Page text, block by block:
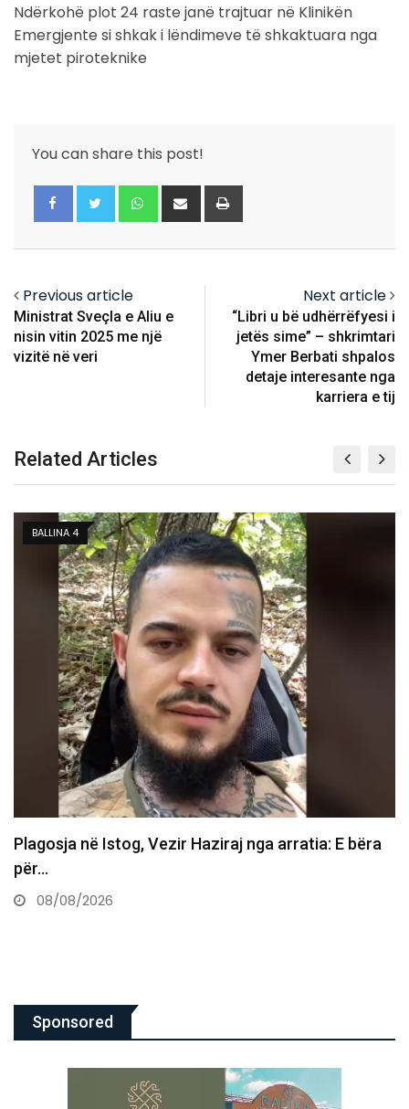
Ndërkohë plot 24 raste janë trajtuar në Klinikën
Emergjente si shkak i lëndimeve të shkaktuara nga
mjetet piroteknike
You can share this post!
Whatsapp
Share
Previous article
Ministrat Sveçla e Aliu e
nisin vitin 2025 me një
vizitë në veri
Next article
“Libri u bë udhërrëfyesi i
jetës sime” – shkrimtari
Ymer Berbati shpalos
detaje interesante nga
karriera e tij
Related Articles
KOSOVË
Vdes ish-luftëtari i UÇK-së Avni Hoxha
08/08/2026
Sponsored